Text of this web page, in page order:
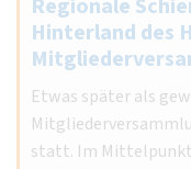
Hinterland des
Etwas später als
statt. Im Mittelpunkt